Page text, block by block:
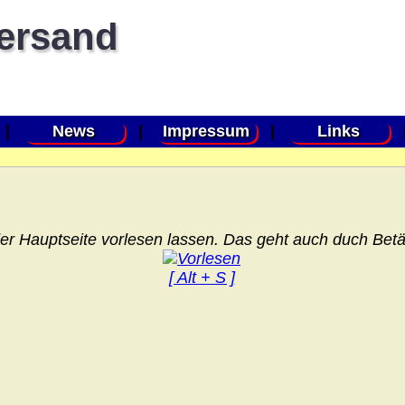
News Impressum Links
Hauptseite vorlesen lassen. Das geht auch duch
[ Alt + S ]